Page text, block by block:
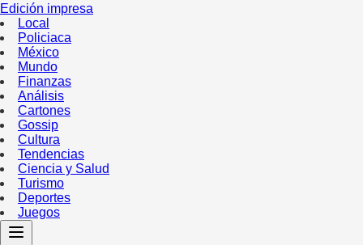
Edición impresa
Local
Policiaca
México
Mundo
Finanzas
Análisis
Cartones
Gossip
Cultura
Tendencias
Ciencia y Salud
Turismo
Deportes
Juegos